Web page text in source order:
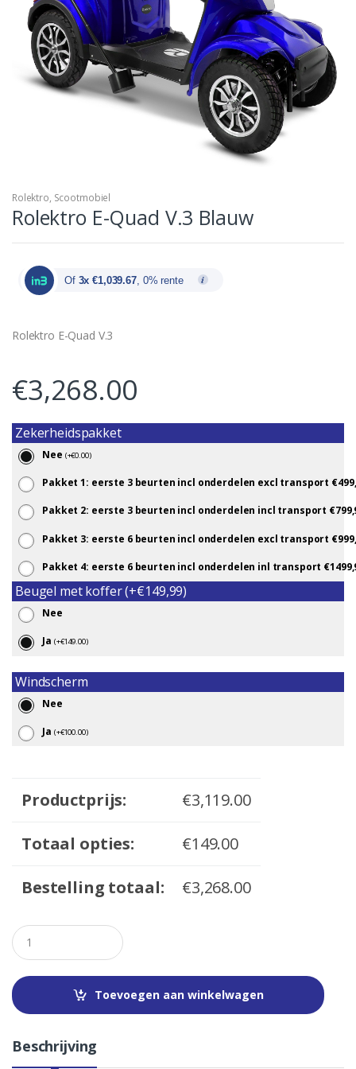
Rolektro, Scootmobiel
Rolektro E-Quad V.3 Blauw
Of 3x €1,039.67, 0% rente
Rolektro E-Quad V.3
€3,268.00
Zekerheidspakket
Nee (+€0.00)
Pakket 1: eerste 3 beurten incl onderdelen excl transport
Pakket 2: eerste 3 beurten incl onderdelen incl transport
Pakket 3: eerste 6 beurten incl onderdelen excl transport
Pakket 4: eerste 6 beurten incl onderdelen inl transport
Beugel met koffer (+€149,99)
Nee
Ja (+€149.00)
Windscherm
Nee
Ja (+€100.00)
Productprijs: €3,119.00
Totaal opties: €149.00
Bestelling totaal: €3,268.00
Q
u
a
t
i
Toevoegen aan winkelwagen
Beschrijving